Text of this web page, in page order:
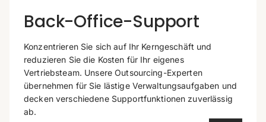
Back-Office-Support
Konzentrieren Sie sich auf Ihr Kerngeschäft und
reduzieren Sie die Kosten für Ihr eigenes
Vertriebsteam. Unsere Outsourcing-Experten
übernehmen für Sie lästige Verwaltungsaufgaben und
decken verschiedene Supportfunktionen zuverlässig
ab.